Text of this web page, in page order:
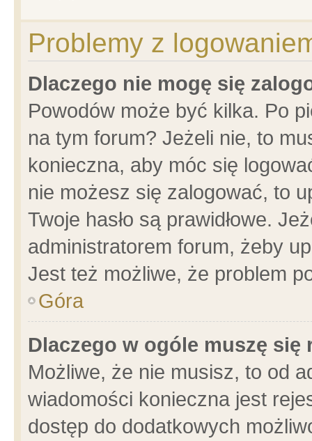
Problemy z
Dlaczego nie mogę się
Powodów może być kilka. Po
na tym forum? Jeżeli nie, to
konieczna, aby móc się
nie możesz się zalogować, to
Twoje hasło są prawidłowe.
administratorem forum, żeby
Jest też możliwe, że problem
Góra
Dlaczego w ogóle muszę się
Możliwe, że nie musisz, to od
wiadomości konieczna jest
dostęp do dodatkowych